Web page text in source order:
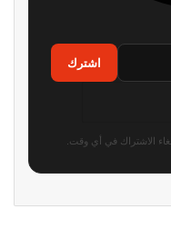
اشترك
الاشتراك في أي وقت.